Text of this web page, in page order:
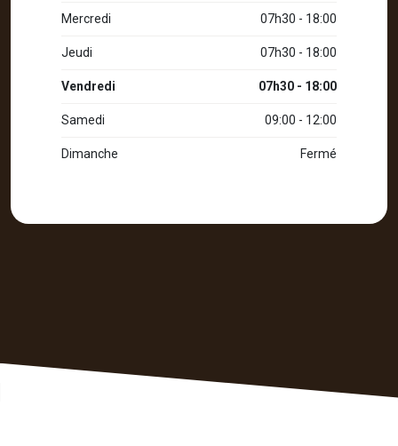
Mercredi 07h30 - 18:00
Jeudi 07h30 - 18:00
Vendredi 07h30 - 18:00
Samedi 09:00 - 12:00
Dimanche Fermé